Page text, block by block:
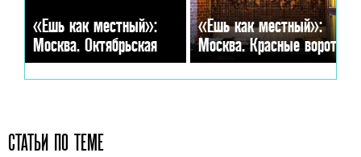
«Ешь как местный»:
Москва. Октябрьская
«Ешь как местный»:
Москва. Красные ворота
СТАТЬИ ПО ТЕМЕ